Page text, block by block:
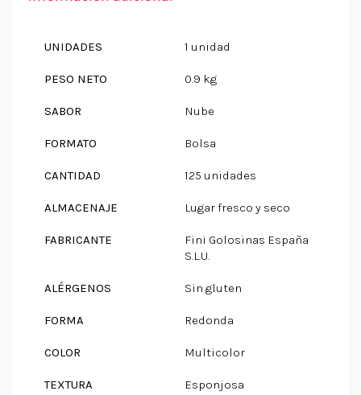
UNIDADES 1 unidad
PESO NETO 0.9 kg
SABOR Nube
FORMATO Bolsa
CANTIDAD 125 unidades
ALMACENAJE Lugar fresco y seco
FABRICANTE
Fini Golosinas España
S.L.U.
ALÉRGENOS Sin gluten
FORMA Redonda
COLOR Multicolor
TEXTURA Esponjosa